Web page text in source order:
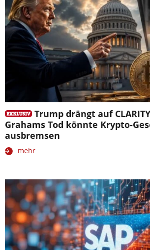
Trump drängt auf
Grahams Tod könnte Krypto-
ausbremsen
mehr